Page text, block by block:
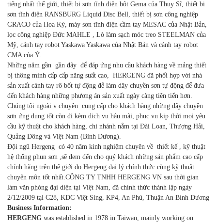
tiếng nhất thế giới, thiết bị sơn tĩnh điện bột Gema của Thụy Sĩ, thiết bị
sơn tĩnh điện RANSBURG Liquid Disc Bell, thiết bị sơn công nghiệp
GRACO của Hoa Kỳ, máy sơn tĩnh điện cầm tay MESAC của Nhật Bản,
lọc công nghiệp Đức MAHLE , Lò làm sạch móc treo STEELMAN của
Mỹ, cánh tay robot Yaskawa Yaskawa của Nhật Bản và cánh tay robot
CMA của Ý.
Những năm gần gần đây để đáp ứng nhu cầu khách hàng về mảng thiết
bị thông minh cấp cấp năng suất cao, HERGENG đã phối hợp với nhà
sản xuất cánh tay rô bốt tự động để làm dây chuyền sơn tự động để đưa
đến khách hàng những phương án sản xuất ngày càng tiên tiến hơn.
Chúng tôi ngoài v chuyên cung cấp cho khách hàng những dây chuyền
sơn ứng dụng tốt còn đi kèm dịch vụ hậu mãi, phục vụ kịp thời mọi yêu
cầu kỹ thuật cho khách hàng, chi nhánh nằm tại Đài Loan, Thượng Hải,
Quảng Đông và Việt Nam (Bình Dương).
Đội ngũ Hergeng có 40 năm kinh nghiệm chuyên về thiết kế , kỹ thuật
hệ thống phun sơn ,sẽ đem đến cho quý khách những sản phẩm cao cấp
chính hãng trên thế giới do Hergeng đại lý chính thức cùng kỹ thuật
chuyên môn tốt nhất.CÔNG TY TNHH HERGENG VN sau thời gian
làm văn phòng đại diện tại Việt Nam, đã chính thức thành lập ngày
2/12/2009 tại C28, KDC Việt Sing, KP4, An Phú, Thuận An Bình Dương
Business Information:
HERGENG was established in 1978 in Taiwan, mainly working on